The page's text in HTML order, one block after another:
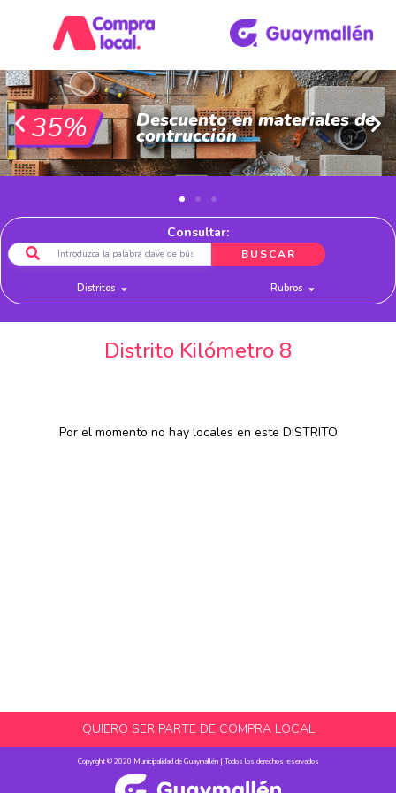
35% Descuento en materiales de
contrucción
Consultar:
BUSCAR
Distritos Rubros
Distrito Kilómetro 8
Por el momento no hay locales en este DISTRITO
QUIERO SER PARTE DE COMPRA LOCAL
Copyright © 2020 Municipalidad de Guaymallén | Todos los derechos reservados